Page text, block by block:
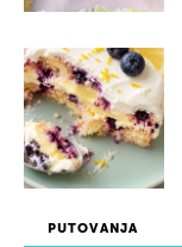
PUTOVANJA